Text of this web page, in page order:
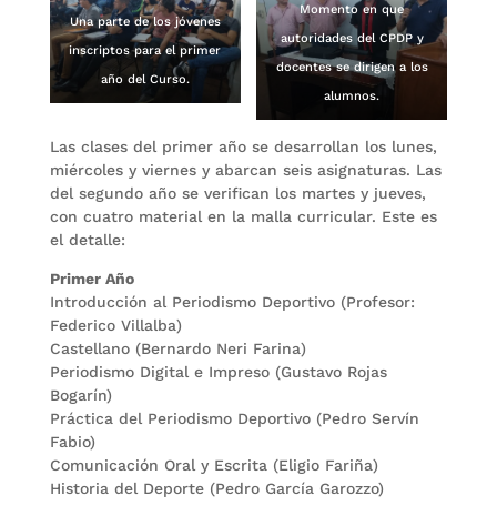
Una parte de los jóvenes
inscriptos para el primer
año del Curso.
Momento en que
autoridades del CPDP y
docentes se dirigen a los
alumnos.
Las clases del primer año se desarrollan los lunes,
miércoles y viernes y abarcan seis asignaturas. Las
del segundo año se verifican los martes y jueves,
con cuatro material en la malla curricular. Este es
el detalle:
Primer Año
Introducción al Periodismo Deportivo (Profesor:
Federico Villalba)
Castellano (Bernardo Neri Farina)
Periodismo Digital e Impreso (Gustavo Rojas
Bogarín)
Práctica del Periodismo Deportivo (Pedro Servín
Fabio)
Comunicación Oral y Escrita (Eligio Fariña)
Historia del Deporte (Pedro García Garozzo)